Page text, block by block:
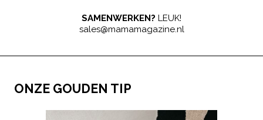
SAMENWERKEN? LEUK!
sales@mamamagazine.nl
ONZE GOUDEN TIP